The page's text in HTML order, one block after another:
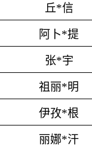
丘*信
阿卜*提
张*宇
祖丽*明
伊孜*根
丽娜*汗